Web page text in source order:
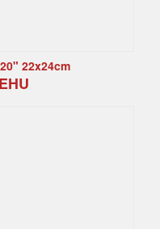
22x24cm